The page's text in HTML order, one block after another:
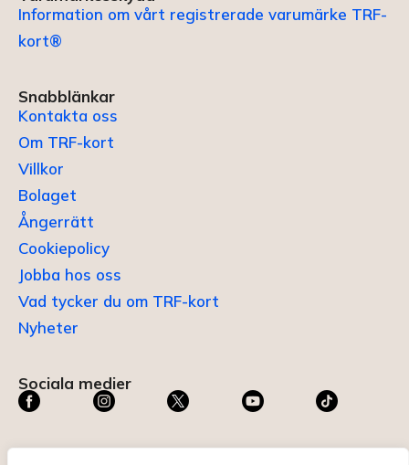
Information om vårt registrerade varumärke TRF-
kort®
Snabblänkar
Kontakta oss
Om TRF-kort
Villkor
Bolaget
Ångerrätt
Cookiepolicy
Jobba hos oss
Vad tycker du om TRF-kort
Nyheter
Sociala medier